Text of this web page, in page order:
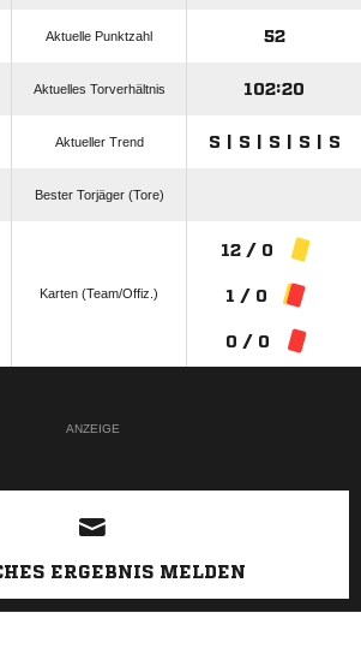
Aktuelle Punktzahl 52
Aktuelles Torverhältnis 102:20
Aktueller Trend S | S | S | S | S
Bester Torjäger (Tore)
Karten (Team/Offiz.)
12 / 0
1 / 0
0 / 0
ANZEIGE
ERGEBNIS MELDEN